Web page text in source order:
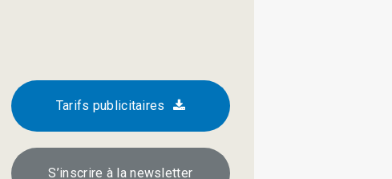
Tarifs publicitaires
S’inscrire à la newsletter